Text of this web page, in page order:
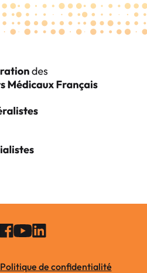
Politique de confidentialité